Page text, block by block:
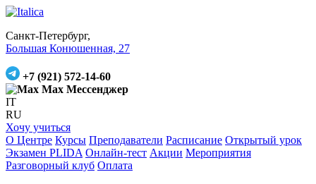
Санкт-Петербург,
Большая Конюшенная, 27
+7 (921) 572-14-60
Max Мессенджер
IT
RU
Хочу учиться
О Центре Курсы Преподаватели Расписание Открытый урок
Экзамен PLIDA Онлайн-тест Акции Мероприятия
Разговорный клуб Оплата